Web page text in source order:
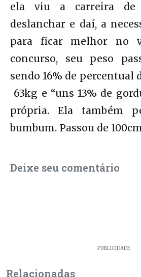
ela viu a carreira de
deslanchar e daí, a
para ficar melhor no
concurso, seu peso
sendo 16% de percentual
63kg e “uns 13% de
própria. Ela também
bumbum. Passou de
Deixe seu comentário
PUBLICIDADE
Relacionadas